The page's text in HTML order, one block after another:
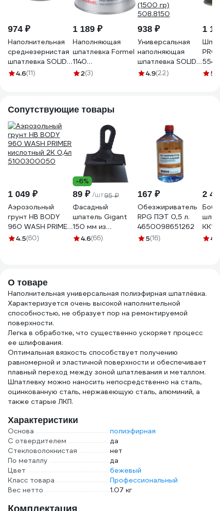
974 ₽
Наполнительная
среднезернистая
шпатлевка SOLID
SOFT (фасовка
4.6(11)
1 189 ₽
Наполняющая
шпатлевка Formel
1140
(полиэфирная;
2(3)
938 ₽
Универсальная
наполняющая
шпатлевка SOLID
PROFESSIONAL
4.9(22)
1
PRO
5
Сопутствующие товары
1 049 ₽
Аэрозольный
грунт HB BODY
960 WASH PRIMER
кислотный 2К 0,4л
4.5(60)
-6%
89 ₽ /шт95 ₽
Фасадный
шпатель Gigant
150 мм из
нержавеющей
4.6(66)
167 ₽
Обезжириватель
RPG ПЭТ 0,5 л.
4650098651262
5(16)
2
мм;4.9
О товаре
Наполнительная универсальная полиэфирная шпатлёвка.
Характеризуется очень высокой наполнительной
способностью, не образует пор на ремонтируемой
поверхности.
Легка в обработке, что существенно ускоряет процесс
ее шлифования.
Оптимальная вязкость способствует получению
равномерной и эластичной поверхности и обеспечивает
плавный переход между зоной шпатлевания и металлом.
Шпатлевку можно наносить непосредственно на сталь,
оцинкованную сталь, нержавеющую сталь, алюминий, а
также старые ЛКП.
Характеристики
Основа
полиэфирная
С отвердителем
да
Стекловолокнистая
нет
По металлу
да
Цвет
бежевый
Класс товара
Профессиональный
Вес нетто
1.07 кг
Комплектация